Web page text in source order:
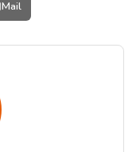
Mail